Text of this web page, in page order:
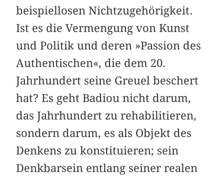
beispiellosen Nichtzugehörigkeit.
Ist es die Vermengung von Kunst
und Politik und deren »Passion des
Authentischen«, die dem 20.
Jahrhundert seine Greuel beschert
hat? Es geht Badiou nicht darum,
das Jahrhundert zu rehabilitieren,
sondern darum, es als Objekt des
Denkens zu konstituieren; sein
Denkbarsein entlang seiner realen